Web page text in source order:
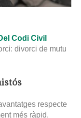
Codi Civil
divorci de mutu
respecte
més ràpid,